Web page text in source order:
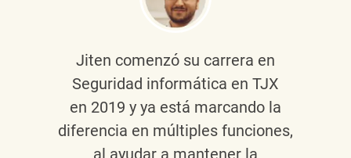
Jiten comenzó su carrera en
Seguridad informática en TJX
en 2019 y ya está marcando la
diferencia en múltiples funciones,
al ayudar a mantener la